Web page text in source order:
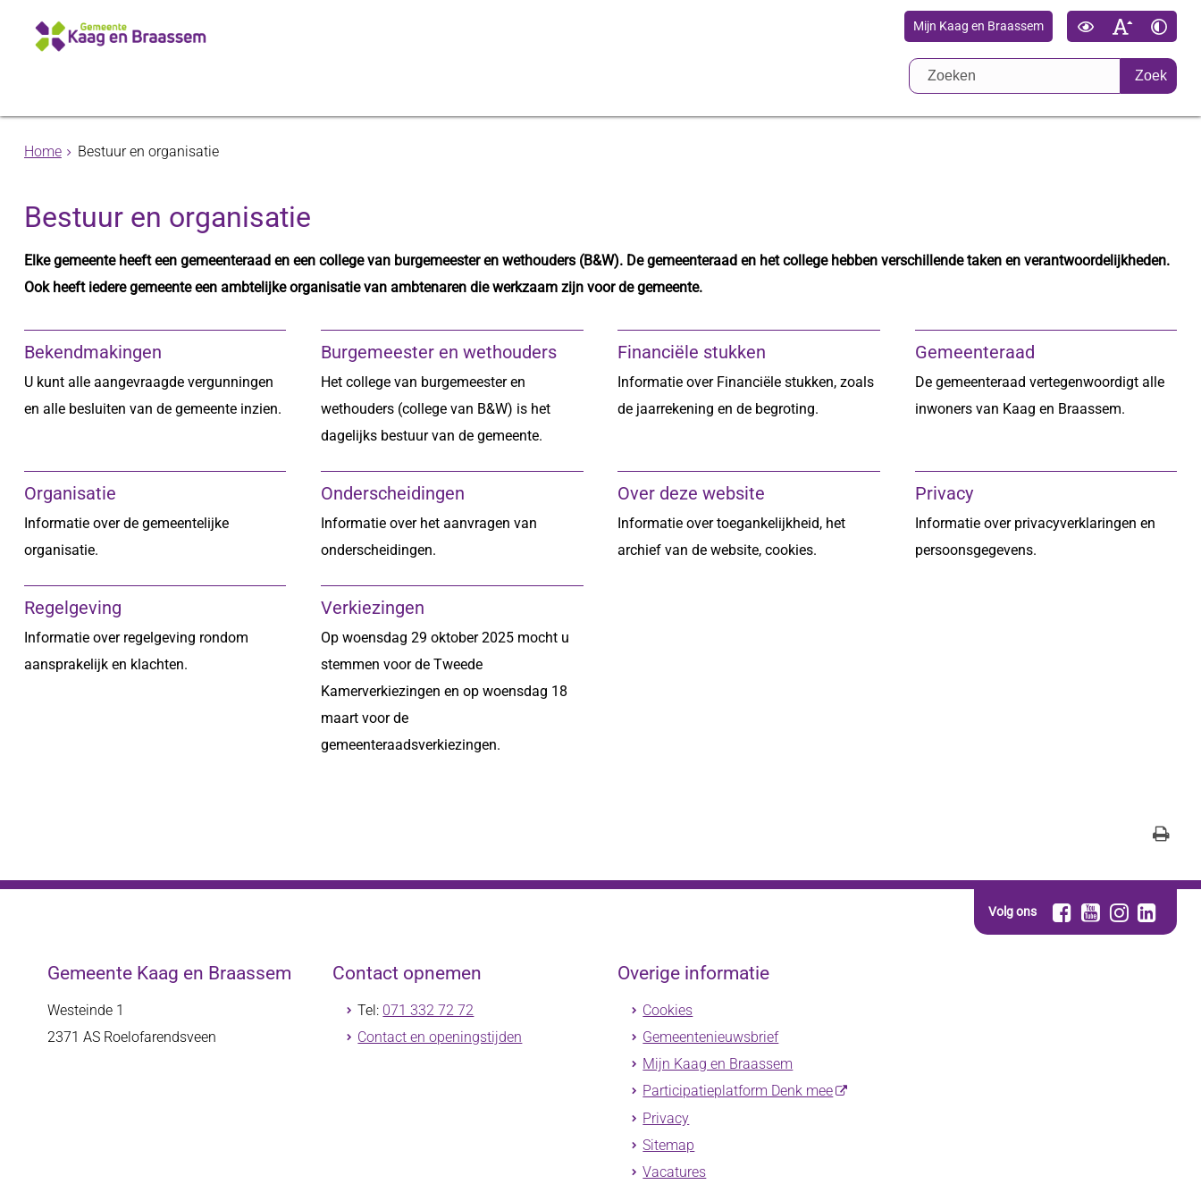
Mijn Kaag en Braassem
Zoek
Home Bestuur en organisatie
Bestuur en organisatie
Elke gemeente heeft een gemeenteraad en een college van burgemeester en wethouders (B&W). De gemeenteraad en het college hebben verschillende taken en verantwoordelijkheden.
Ook heeft iedere gemeente een ambtelijke organisatie van ambtenaren die werkzaam zijn voor de gemeente.
Bekendmakingen
U kunt alle aangevraagde vergunningen
en alle besluiten van de gemeente inzien.
Burgemeester en wethouders
Het college van burgemeester en
wethouders (college van B&W) is het
dagelijks bestuur van de gemeente.
Financiële stukken
Informatie over Financiële stukken, zoals
de jaarrekening en de begroting.
Gemeenteraad
De gemeenteraad vertegenwoordigt alle
inwoners van Kaag en Braassem.
Organisatie
Informatie over de gemeentelijke
organisatie.
Onderscheidingen
Informatie over het aanvragen van
onderscheidingen.
Over deze website
Informatie over toegankelijkheid, het
archief van de website, cookies.
Privacy
Informatie over privacyverklaringen en
persoonsgegevens.
Regelgeving
Informatie over regelgeving rondom
aansprakelijk en klachten.
Verkiezingen
Op woensdag 29 oktober 2025 mocht u
stemmen voor de Tweede
Kamerverkiezingen en op woensdag 18
maart voor de
gemeenteraadsverkiezingen.
Volg ons
Gemeente Kaag en Braassem
Westeinde 1
2371 AS Roelofarendsveen
Contact opnemen
Tel: 071 332 72 72
Contact en openingstijden
Overige informatie
Cookies
Gemeentenieuwsbrief
Mijn Kaag en Braassem
Participatieplatform Denk mee
Privacy
Sitemap
Vacatures